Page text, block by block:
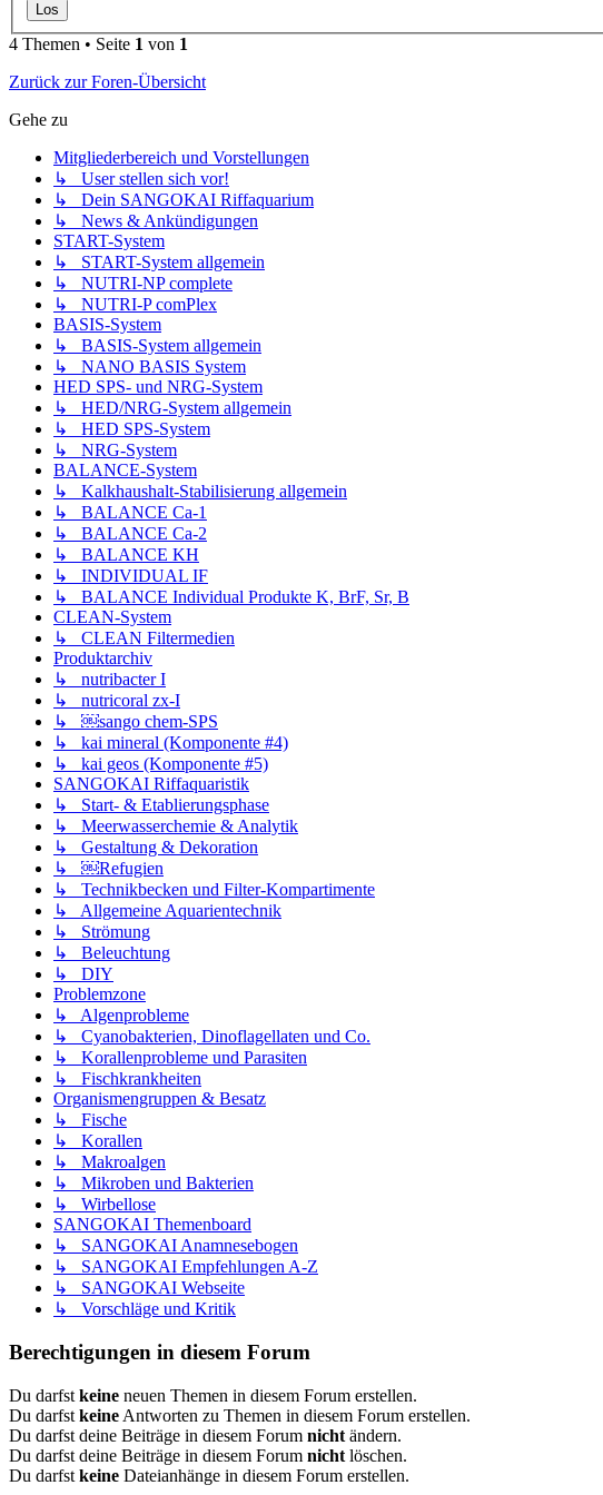
4 Themen • Seite 1 von 1
Zurück zur Foren-Übersicht
Gehe zu
Mitgliederbereich und Vorstellungen
↳ User stellen sich vor!
↳ Dein SANGOKAI Riffaquarium
↳ News & Ankündigungen
START-System
↳ START-System allgemein
↳ NUTRI-NP complete
↳ NUTRI-P comPlex
BASIS-System
↳ BASIS-System allgemein
↳ NANO BASIS System
HED SPS- und NRG-System
↳ HED/NRG-System allgemein
↳ HED SPS-System
↳ NRG-System
BALANCE-System
↳ Kalkhaushalt-Stabilisierung allgemein
↳ BALANCE Ca-1
↳ BALANCE Ca-2
↳ BALANCE KH
↳ INDIVIDUAL IF
↳ BALANCE Individual Produkte K, BrF, Sr, B
CLEAN-System
↳ CLEAN Filtermedien
Produktarchiv
↳ nutribacter I
↳ nutricoral zx-I
↳ ￼sango chem-SPS
↳ kai mineral (Komponente #4)
↳ kai geos (Komponente #5)
SANGOKAI Riffaquaristik
↳ Start- & Etablierungsphase
↳ Meerwasserchemie & Analytik
↳ Gestaltung & Dekoration
↳ ￼Refugien
↳ Technikbecken und Filter-Kompartimente
↳ Allgemeine Aquarientechnik
↳ Strömung
↳ Beleuchtung
↳ DIY
Problemzone
↳ Algenprobleme
↳ Cyanobakterien, Dinoflagellaten und Co.
↳ Korallenprobleme und Parasiten
↳ Fischkrankheiten
Organismengruppen & Besatz
↳ Fische
↳ Korallen
↳ Makroalgen
↳ Mikroben und Bakterien
↳ Wirbellose
SANGOKAI Themenboard
↳ SANGOKAI Anamnesebogen
↳ SANGOKAI Empfehlungen A-Z
↳ SANGOKAI Webseite
↳ Vorschläge und Kritik
Berechtigungen in diesem Forum
Du darfst keine neuen Themen in diesem Forum erstellen.
Du darfst keine Antworten zu Themen in diesem Forum erstellen.
Du darfst deine Beiträge in diesem Forum nicht ändern.
Du darfst deine Beiträge in diesem Forum nicht löschen.
Du darfst keine Dateianhänge in diesem Forum erstellen.